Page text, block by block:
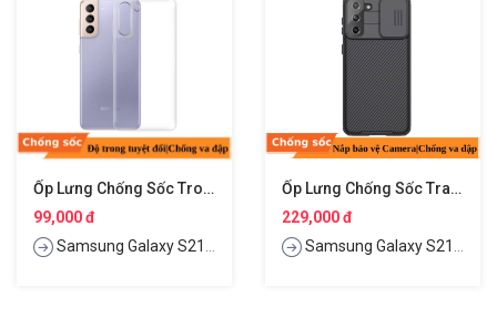
Ốp Lưng Chống Sốc Trong Suốt Cho Samsung Galaxy S21 Plus Hiệu Likgus Crashproof
99,000 đ
Samsung Galaxy S21 Plus
Ốp Lưng Chống Sốc Trang Bị Nắp Bảo Vệ Camera Cho Samsung Galaxy S21 Plus Hiệu Nillkin Camshield
229,000 đ
Samsung Galaxy S21 Plus